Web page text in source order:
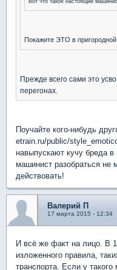
Покажите ЭТО в пригородной
Прежде всего сами это
перегонах.
Поучайте кого-нибудь
etrain.ru/public/
навыпускают кучу бреда в
машинист разобраться не
действовать!
Валерий П
17 марта 2015 - 12:34
И всё же факт на лицо. В
изложенного правила,
транспорта. Если у